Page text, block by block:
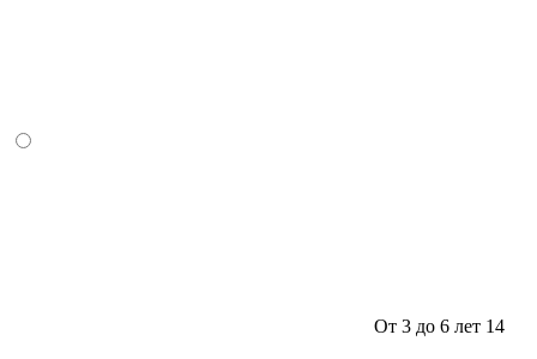
От 3 до 6 лет 14